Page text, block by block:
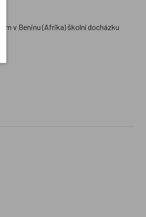
v Beninu (Afrika) školní docházku